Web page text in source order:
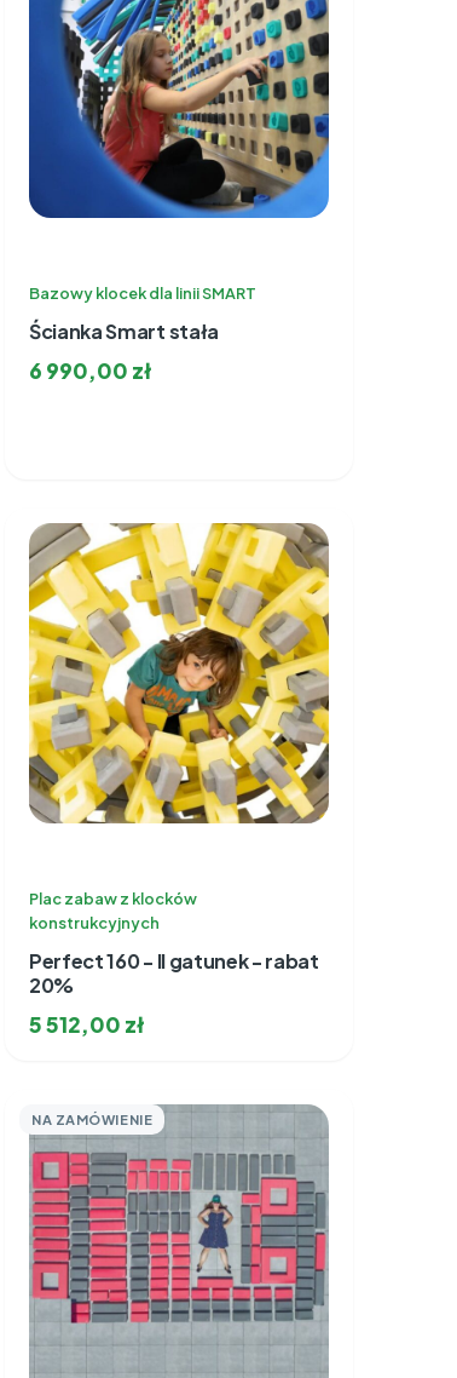
Bazowy klocek dla linii SMART
Ścianka Smart stała
6 990,00 zł
Plac zabaw z klocków
konstrukcyjnych
Perfect 160 - II gatunek - rabat
20%
5 512,00 zł
NA ZAMÓWIENIE